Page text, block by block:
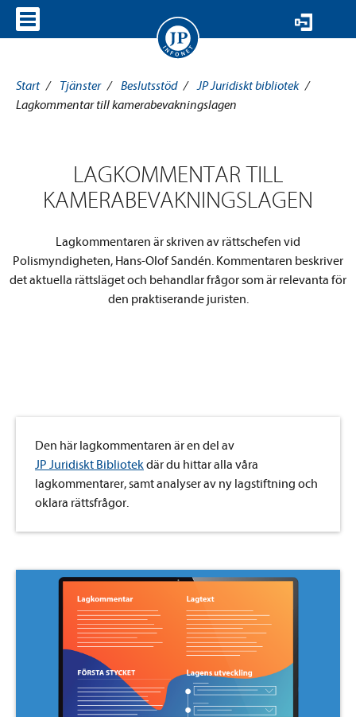
Start / Tjänster / Beslutsstöd / JP Juridiskt bibliotek /
Lagkommentar till kamerabevakningslagen
LAGKOMMENTAR TILL
KAMERABEVAKNINGSLAGEN
Lagkommentaren är skriven av rättschefen vid
Polismyndigheten, Hans-Olof Sandén. Kommentaren beskriver
det aktuella rättsläget och behandlar frågor som är relevanta för
den praktiserande juristen.
Den här lagkommentaren är en del av
JP Juridiskt Bibliotekdär du hittar alla våra
lagkommentarer, samt analyser av ny lagstiftning och
oklara rättsfrågor.